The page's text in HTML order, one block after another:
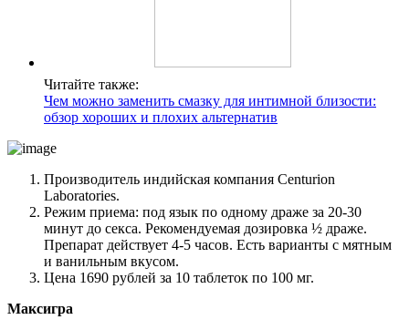
Читайте также:
Чем можно заменить смазку для интимной близости:
обзор хороших и плохих альтернатив
Производитель индийская компания Centurion
Laboratories.
Режим приема: под язык по одному драже за 20-30
минут до секса. Рекомендуемая дозировка ½ драже.
Препарат действует 4-5 часов. Есть варианты с мятным
и ванильным вкусом.
Цена 1690 рублей за 10 таблеток по 100 мг.
Максигра